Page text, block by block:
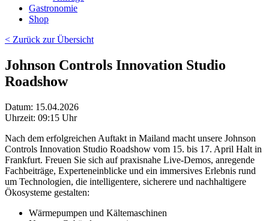
Gastronomie
Shop
< Zurück zur Übersicht
Johnson Controls Innovation Studio
Roadshow
Datum: 15.04.2026
Uhrzeit: 09:15 Uhr
Nach dem erfolgreichen Auftakt in Mailand macht unsere Johnson
Controls Innovation Studio Roadshow vom 15. bis 17. April Halt in
Frankfurt. Freuen Sie sich auf praxisnahe Live-Demos, anregende
Fachbeiträge, Experteneinblicke und ein immersives Erlebnis rund
um Technologien, die intelligentere, sicherere und nachhaltigere
Ökosysteme gestalten:
Wärmepumpen und Kältemaschinen